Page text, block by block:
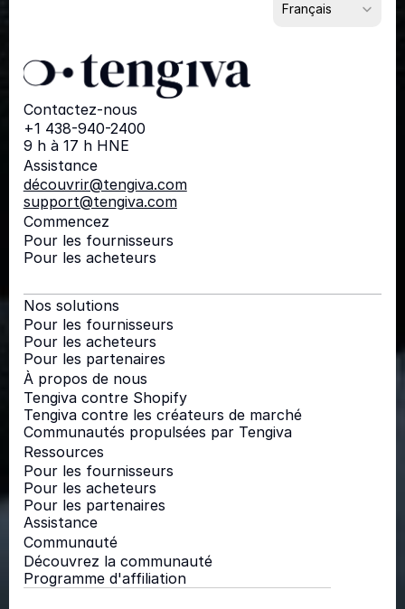
Français
Contactez-nous
+1 438-940-2400
9 h à 17 h HNE
Assistance
découvrir@tengiva.com
support@tengiva.com
Commencez
Pour les fournisseurs
Pour les acheteurs
Nos solutions
Pour les fournisseurs
Pour les acheteurs
Pour les partenaires
À propos de nous
Tengiva contre Shopify
Tengiva contre les créateurs de marché
Communautés propulsées par Tengiva
Ressources
Pour les fournisseurs
Pour les acheteurs
Pour les partenaires
Assistance
Communauté
Découvrez la communauté
Programme d'affiliation